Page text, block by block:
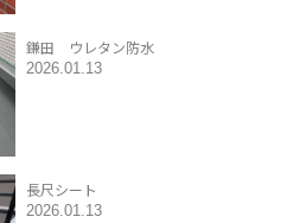
鎌田 ウレタン防水
2026.01.13
長尺シート
2026.01.13